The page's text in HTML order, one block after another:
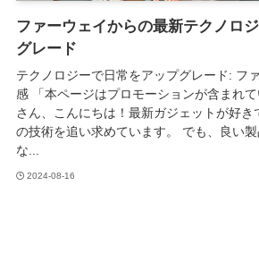
ファーウェイからの最新テクノロ
グレード
テクノロジーで日常をアップグレード: フ
感 「本ページはプロモーションが含まれ
さん、こんにちは！最新ガジェットが好
の技術を追い求めています。 でも、良い
な...
2024-08-16